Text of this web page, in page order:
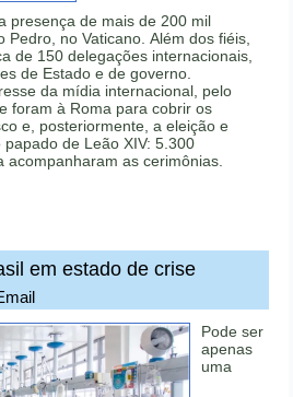
presença de mais de 200 mil
Pedro, no Vaticano. Além dos fiéis,
de 150 delegações internacionais,
de Estado e de governo.
da mídia internacional, pelo
foram à Roma para cobrir os
e, posteriormente, a eleição e
de Leão XIV: 5.300
acompanharam as cerimônias.
em estado de crise
Pode ser
apenas
uma